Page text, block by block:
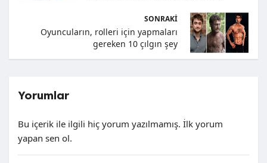
SONRAKI
Oyuncuların, rolleri için yapmaları
gereken 10 çılgın şey
Yorumlar
Bu içerik ile ilgili hiç yorum yazılmamış. İlk yorum
yapan sen ol.